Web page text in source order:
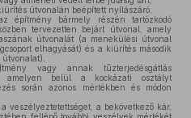
útvonalán beépített nyílászáró,
építmény bármely részén tartózkodó
tervezetten bejárt útvonal, amely
útvonalát (a menekülési útvonal
elhagyását) és a kiürítés második
vagy annak tűzterjedésgátlás
amelyen belül a kockázati osztályt
során azonos mértékben és módon
veszélyeztetettséget, a bekövetkező kár,